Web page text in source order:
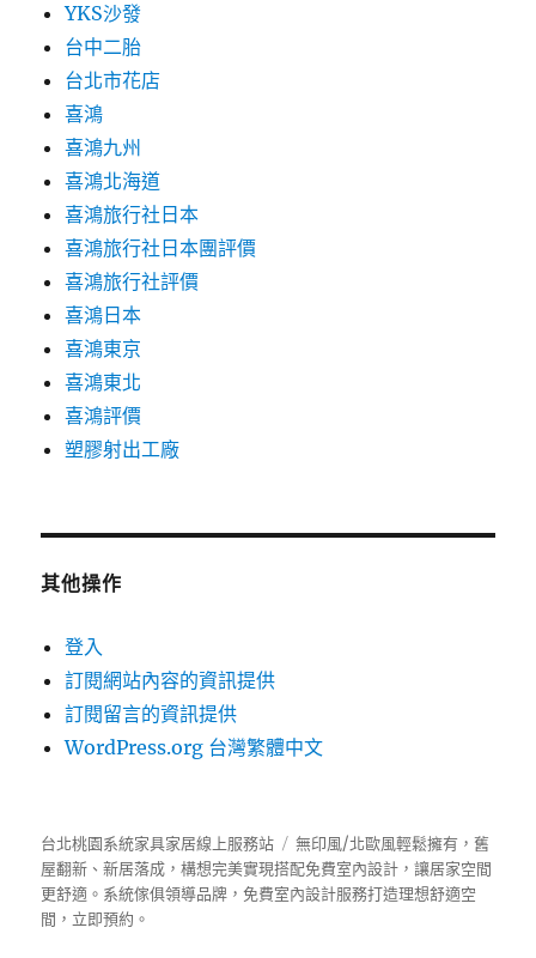
YKS沙發
台中二胎
台北市花店
喜鴻
喜鴻九州
喜鴻北海道
喜鴻旅行社日本
喜鴻旅行社日本團評價
喜鴻旅行社評價
喜鴻日本
喜鴻東京
喜鴻東北
喜鴻評價
塑膠射出工廠
其他操作
登入
訂閱網站內容的資訊提供
訂閱留言的資訊提供
WordPress.org 台灣繁體中文
台北桃園系統家具家居線上服務站
無印風/北歐風輕鬆擁有，舊
屋翻新、新居落成，構想完美實現搭配免費室內設計，讓居家空間
更舒適。 系統傢俱領導品牌，免費室內設計服務打造理想舒適空
間，立即預約。